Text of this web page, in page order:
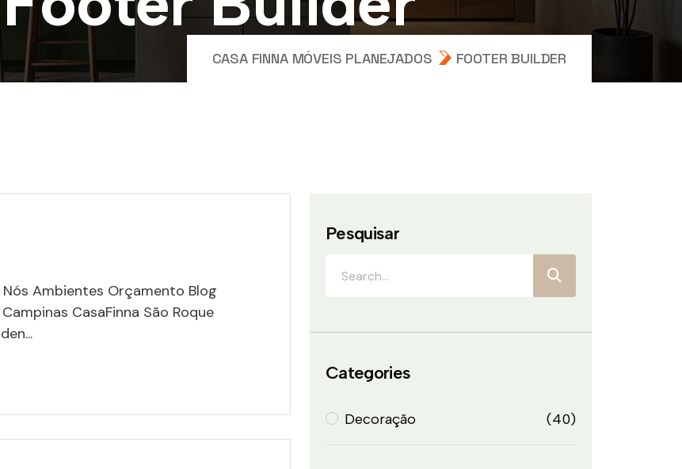
CASA FINNA MÓVEIS PLANEJADOS FOOTER BUILDER
Ambientes Orçamento Blog
CasaFinna São Roque
Pesquisar
Categories
Decoração (40)